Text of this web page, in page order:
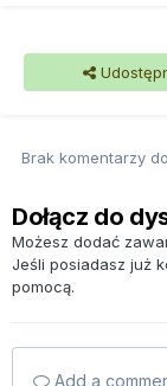
Brak komentarzy
Dołącz do
Możesz dodać
Jeśli posiadasz już
pomocą.
Add a